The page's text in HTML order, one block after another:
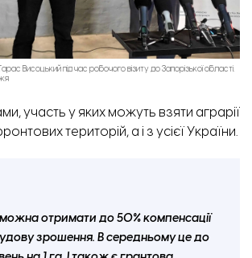
Висоцький під час робочого візиту до Запорізької області.
участь у яких можуть взяти аграрії
територій, а і з усієї України.
отримати до 50% компенсації
зрошення. В середньому це до